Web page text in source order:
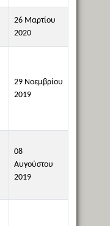
26 Μαρτίου
2020
29 Νοεμβρίου
2019
08
Αυγούστου
2019